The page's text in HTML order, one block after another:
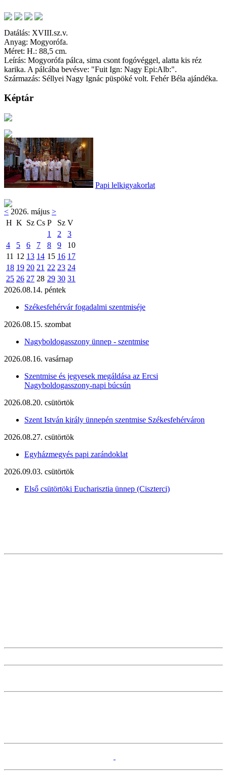
Datálás: XVIII.sz.v.
Anyag: Mogyorófa.
Méret: H.: 88,5 cm.
Leírás: Mogyorófa pálca, sima csont fogóvéggel, alatta kis réz
karika. A pálcába bevésve: "Fuit Ign: Nagy Epi:Alb:".
Származás: Séllyei Nagy Ignác püspöké volt. Fehér Béla ajándéka.
Képtár
Papi lelkigyakorlat
< 2026. május >
H K Sz Cs P Sz V
1
2
3
4
5 6 7 8 9
10
11 12 13 14 15 16 17
18 19 20 21 22 23 24
25 26 27 28 29 30 31
2026.08.14. péntek
Székesfehérvár fogadalmi szentmiséje
2026.08.15. szombat
Nagyboldogasszony ünnep - szentmise
2026.08.16. vasárnap
Szentmise és jegyesek megáldása az Ercsi
Nagyboldogasszony-napi búcsún
2026.08.20. csütörtök
Szent István király ünnepén szentmise Székesfehérváron
2026.08.27. csütörtök
Egyházmegyés papi zarándoklat
2026.09.03. csütörtök
Első csütörtöki Eucharisztia ünnep (Ciszterci)